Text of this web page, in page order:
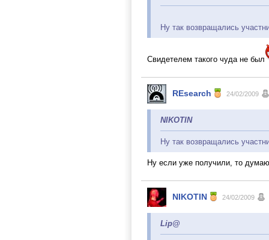
Ну так возвращались
Свидетелем такого чуда не был
REsearch 24/02/2009
NIKOTIN
Ну так возвращались
Ну если уже получили, то
NIKOTIN 24/02/2009
Lip@